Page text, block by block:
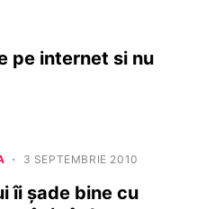
pe internet si nu
3 SEPTEMBRIE 2010
îi șade bine cu